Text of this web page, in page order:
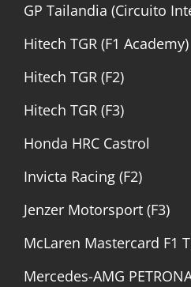
GP Tailandia (Circuito
Hitech TGR (F1 Academy)
Hitech TGR (F2)
Hitech TGR (F3)
Honda HRC Castrol
Invicta Racing (F2)
Jenzer Motorsport (F3)
McLaren Mastercard F1
Mercedes-AMG